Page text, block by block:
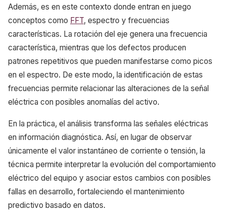
Además, es en este contexto donde entran en juego
conceptos como FFT, espectro y frecuencias
características. La rotación del eje genera una frecuencia
característica, mientras que los defectos producen
patrones repetitivos que pueden manifestarse como picos
en el espectro. De este modo, la identificación de estas
frecuencias permite relacionar las alteraciones de la señal
eléctrica con posibles anomalías del activo.
En la práctica, el análisis transforma las señales eléctricas
en información diagnóstica. Así, en lugar de observar
únicamente el valor instantáneo de corriente o tensión, la
técnica permite interpretar la evolución del comportamiento
eléctrico del equipo y asociar estos cambios con posibles
fallas en desarrollo, fortaleciendo el mantenimiento
predictivo basado en datos.